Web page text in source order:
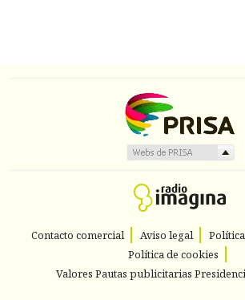
Contacto comercial Aviso legal
Política de cookies
Valores Pautas publicitarias